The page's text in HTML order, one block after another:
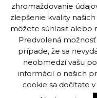
040 17 Košice-Barca
+421 915 992 864
Copyright © Auto Gabriel,
stránke a fotografiám sú
Vytvorilo:Ogilvy Košice
zhromažďovanie
zlepšenie kvality
môžete súhlasiť alebo
Predvolená možnosť
prípade, že sa
neobmedzí vašu
informácií o našich
cookie sa dočítate